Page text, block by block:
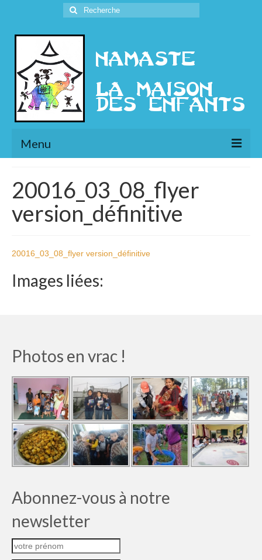
Rechercher
:
Menu
Présentation
l’Ethique
Nous contacter
20016_03_08_flyer
version_définitive
20016_03_08_flyer version_définitive
Images liées:
Photos en vrac !
Abonnez-vous à notre
newsletter